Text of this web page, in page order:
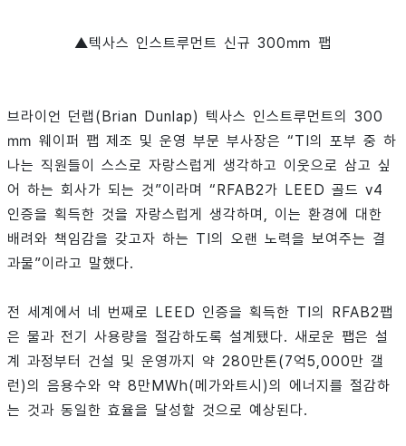
▲텍사스 인스트루먼트 신규 300㎜ 팹
브라이언 던랩(Brian Dunlap) 텍사스 인스트루먼트의 300
㎜ 웨이퍼 팹 제조 및 운영 부문 부사장은 “TI의 포부 중 하
나는 직원들이 스스로 자랑스럽게 생각하고 이웃으로 삼고 싶
어 하는 회사가 되는 것”이라며 “RFAB2가 LEED 골드 v4
인증을 획득한 것을 자랑스럽게 생각하며, 이는 환경에 대한
배려와 책임감을 갖고자 하는 TI의 오랜 노력을 보여주는 결
과물”이라고 말했다.
전 세계에서 네 번째로 LEED 인증을 획득한 TI의 RFAB2팹
은 물과 전기 사용량을 절감하도록 설계됐다. 새로운 팹은 설
계 과정부터 건설 및 운영까지 약 280만톤(7억5,000만 갤
런)의 음용수와 약 8만MWh(메가와트시)의 에너지를 절감하
는 것과 동일한 효율을 달성할 것으로 예상된다.